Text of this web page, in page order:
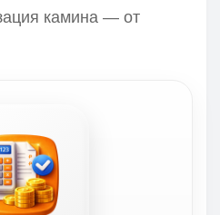
камина — от